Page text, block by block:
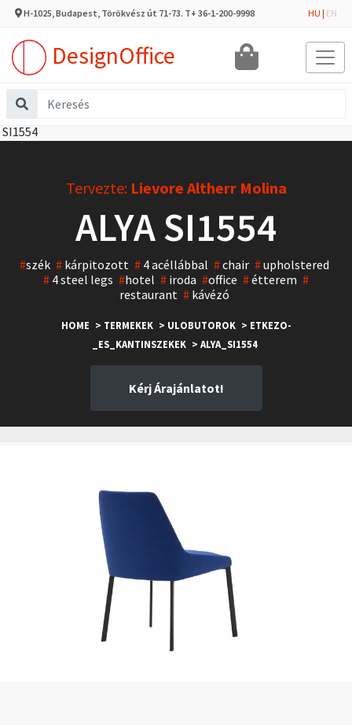
H-1025, Budapest, Törökvész út 71-73. T+ 36-1-200-9998 HU | EN
DesignOffice
Tervezte: Lievore Altherr Molina
ALYA SI1554
#szék # kárpitozott # 4 acéllábbal #chair #upholstered
# 4 steel legs #hotel # iroda #office #étterem #
restaurant # kávézó
HOME > TERMEKEK > ULOBUTOROK > ETKEZO-
_ES_KANTINSZEKEK > ALYA_SI1554
Kérj Árajánlatot!